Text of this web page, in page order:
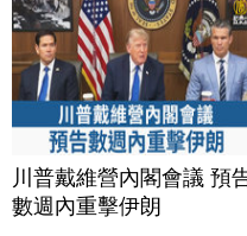
川普戴維營內閣會議 預
數週內重擊伊朗